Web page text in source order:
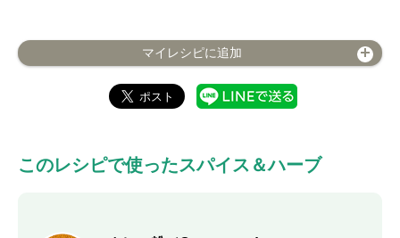
マイレシピに追加
このレシピで使ったスパイス＆ハーブ